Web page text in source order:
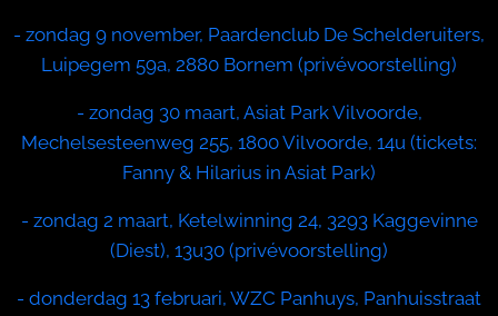
- zondag 9 november, Paardenclub De Schelderuiters,
Luipegem 59a, 2880 Bornem (privévoorstelling)
- zondag 30 maart, Asiat Park Vilvoorde,
Mechelsesteenweg 255, 1800 Vilvoorde, 14u (tickets:
Fanny & Hilarius in Asiat Park)
- zondag 2 maart, Ketelwinning 24, 3293 Kaggevinne
(Diest), 13u30 (privévoorstelling)
- donderdag 13 februari, WZC Panhuys, Panhuisstraat